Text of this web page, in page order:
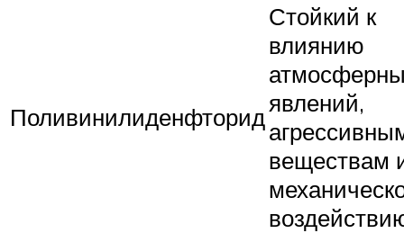
Поливинилиденфторид
Стойкий к
влиянию
явлений,
веществам